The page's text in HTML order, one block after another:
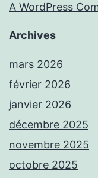
A WordPress
Archives
mars 2026
février 2026
janvier 2026
décembre 2025
novembre 2025
octobre 2025